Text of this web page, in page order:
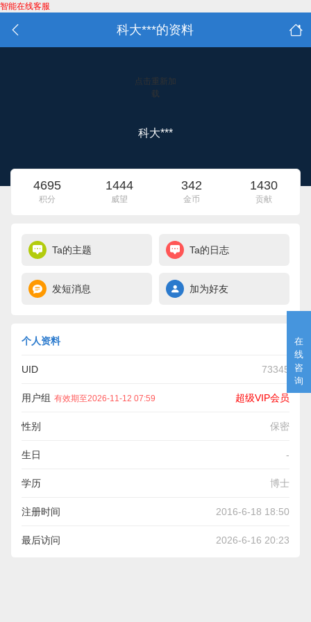
智能在线客服
在
线
咨
询
科大***的资料
点击重新加
载
科大***
4695
积分
1444
威望
342
金币
1430
贡献
Ta的主题 Ta的日志
发短消息 加为好友
个人资料
UID 73345
用户组 有效期至2026-11-12 07:59 超级VIP会员
性别 保密
生日 -
学历 博士
注册时间 2016-6-18 18:50
最后访问 2026-6-16 20:23